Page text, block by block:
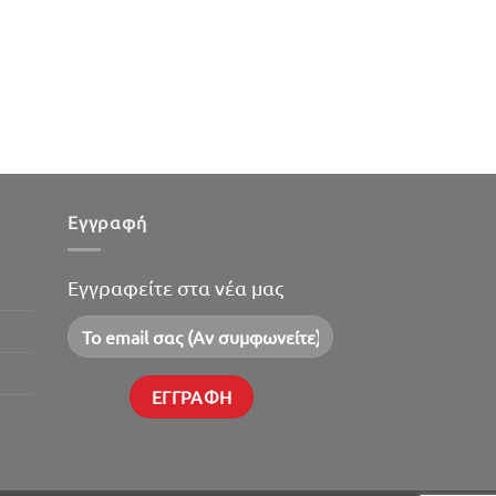
Εγγραφή
Εγγραφείτε στα νέα μας